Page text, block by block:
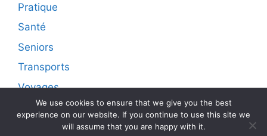
Pratique
Santé
Seniors
Transports
Voyages
© 2026 Diffusion live sur internet d'articles
We use cookies to ensure that we give you the best
experience on our website. If you continue to use this site we
will assume that you are happy with it.